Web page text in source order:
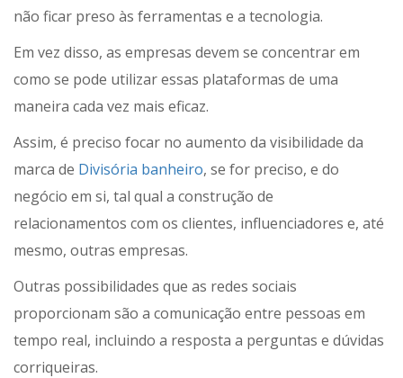
não ficar preso às ferramentas e a tecnologia.
Em vez disso, as empresas devem se concentrar em
como se pode utilizar essas plataformas de uma
maneira cada vez mais eficaz.
Assim, é preciso focar no aumento da visibilidade da
marca de Divisória banheiro, se for preciso, e do
negócio em si, tal qual a construção de
relacionamentos com os clientes, influenciadores e, até
mesmo, outras empresas.
Outras possibilidades que as redes sociais
proporcionam são a comunicação entre pessoas em
tempo real, incluindo a resposta a perguntas e dúvidas
corriqueiras.